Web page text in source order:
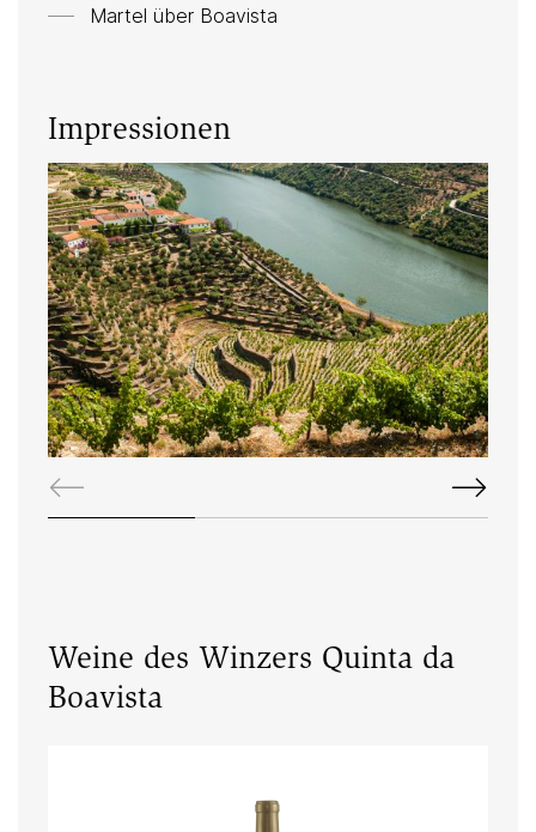
Martel über Boavista
Impressionen
Weine des Winzers Quinta da
Boavista